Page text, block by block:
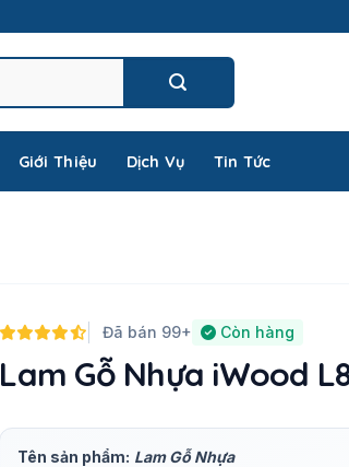
Giới Thiệu Dịch Vụ Tin Tức
Đã bán 99+ Còn hàng
Lam Gỗ Nhựa iWood
Tên sản phẩm: Lam Gỗ Nhựa